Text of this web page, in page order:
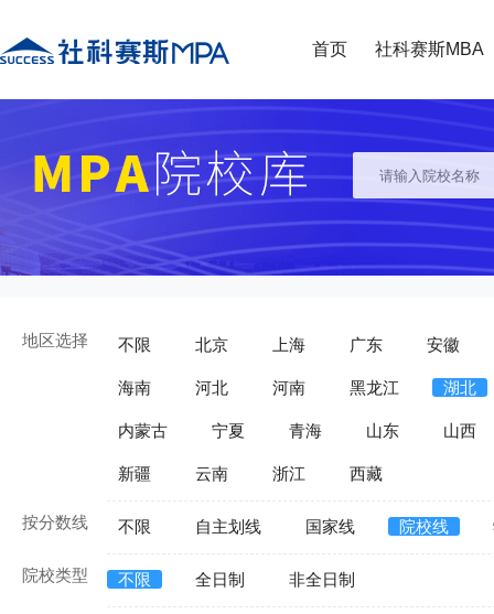
首页 社科赛斯MBA
地区选择 不限 北京 上海 广东 安徽
海南 河北 河南 黑龙江 湖北
内蒙古 宁夏 青海 山东 山西
新疆 云南 浙江 西藏
按分数线 不限 自主划线 国家线 院校线
院校类型 不限 全日制 非全日制